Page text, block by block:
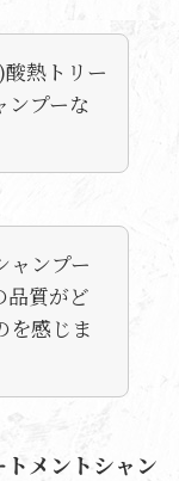
熱トリー
ンプーな
ャンプー
品質がど
を感じま
メントシャン